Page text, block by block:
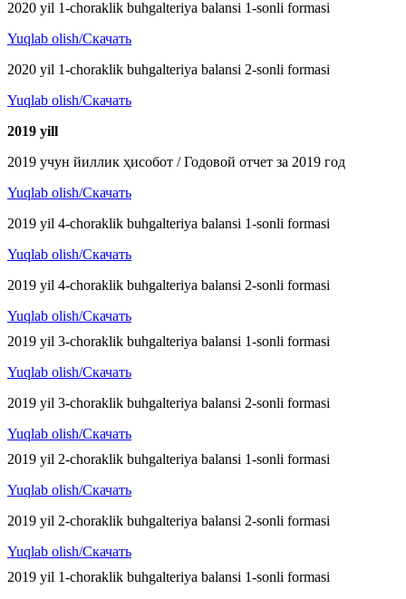
2020 yil 1-choraklik buhgalteriya balansi 1-sonli formasi
Yuqlab olish/Скачать
2020 yil 1-choraklik buhgalteriya balansi 2-sonli formasi
Yuqlab olish/Скачать
2019 yill
2019 учун йиллик ҳисобот / Годовой отчет за 2019 год
Yuqlab olish/Скачать
2019 yil 4-choraklik buhgalteriya balansi 1-sonli formasi
Yuqlab olish/Скачать
2019 yil 4-choraklik buhgalteriya balansi 2-sonli formasi
Yuqlab olish/Скачать
2019 yil 3-choraklik buhgalteriya balansi 1-sonli formasi
Yuqlab olish/Скачать
2019 yil 3-choraklik buhgalteriya balansi 2-sonli formasi
Yuqlab olish/Скачать
2019 yil 2-choraklik buhgalteriya balansi 1-sonli formasi
Yuqlab olish/Скачать
2019 yil 2-choraklik buhgalteriya balansi 2-sonli formasi
Yuqlab olish/Скачать
2019 yil 1-choraklik buhgalteriya balansi 1-sonli formasi